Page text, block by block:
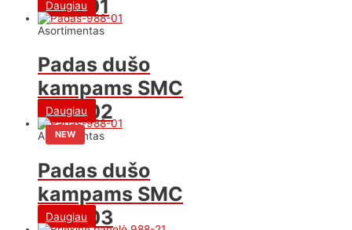
982-01
Daugiau
Asortimentas
Padas dušo
kampams SMC
988-02
Daugiau
NEW
Asortimentas
Padas dušo
kampams SMC
988-03
Daugiau